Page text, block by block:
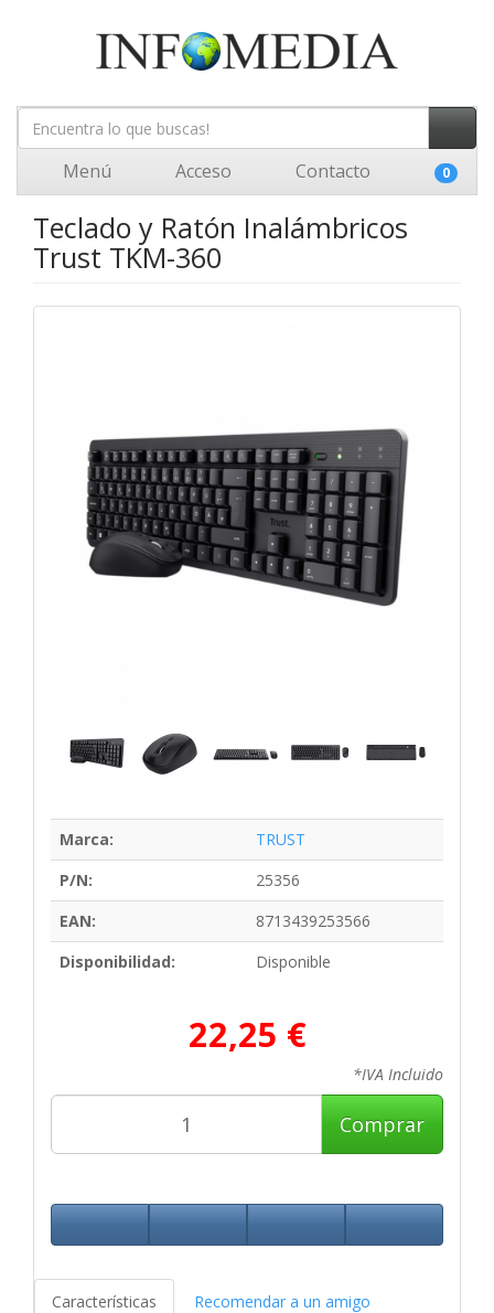
Menú Acceso Contacto 0
Teclado y Ratón Inalámbricos
Trust TKM-360
Marca:
TRUST
P/N:
25356
EAN:
8713439253566
Disponibilidad:
Disponible
22,25 €
*IVA Incluido
Comprar
Características Recomendar a un amigo